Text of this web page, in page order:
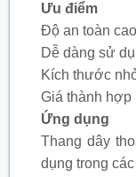
Ưu điểm
Độ an toàn
Dễ dàng sử
Kích thước
Giá thành hợp
Ứng dụng
Thang dây
dụng trong